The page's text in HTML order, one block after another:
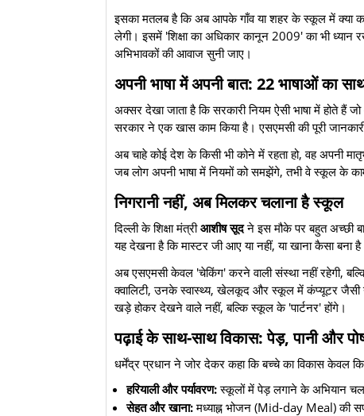
​इसका मतलब है कि अब आपके गाँव या शहर के स्कूल में क्या
लेगी। इसमें 'शिक्षा का अधिकार कानून 2009' का भी ध्यान
अभिभावकों की आवाज सुनी जाए।
अपनी भाषा में अपनी बात: 22 भाषाओं का
​अक्सर देखा जाता है कि सरकारी नियम ऐसी भाषा में होते
सरकार ने एक खास काम किया है। एसएमसी की पूरी
​अब चाहे कोई देश के किसी भी कोने में रहता हो, वह अपनी
जब लोग अपनी भाषा में नियमों को समझेंगे, तभी वे स्कूल के
निगरानी नहीं, अब मिलकर चलाना है स्कूल
​दिल्ली के शिक्षा मंत्रीआशीष सूदने इस मौके पर बहुत अच्छी
यह देखना है कि मास्टर जी आए या नहीं, या खाना कैसा
​अब एसएमसी केवल 'चेकिंग' करने वाली संस्था नहीं रहेगी,
क्वालिटी, उनके स्वास्थ्य, खेलकूद और स्कूल में कंप्यूटर जैसी
खड़े होकर देखने वाले नहीं, बल्कि स्कूल के 'पार्टनर' होंगे।
पढ़ाई के साथ-साथ विकास: पेड़, पानी और
​धर्मेंद्र प्रधान ने जोर देकर कहा कि बच्चे का विकास केवल
हरियाली और पर्यावरण:स्कूलों में पेड़ लगाने के अभियान
सेहत और खाना:मध्याह्न भोजन (Mid-day Meal) की